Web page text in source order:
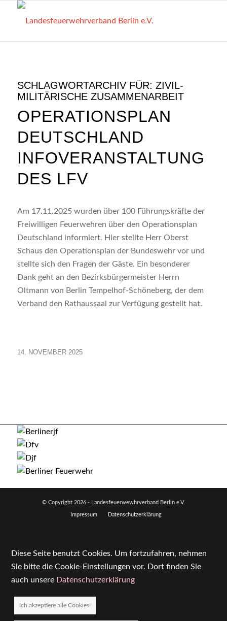
SCHLAGWORTARCHIV FÜR: ZIVIL-
MILITÄRISCHE ZUSAMMENARBEIT
OPERATIONSPLAN
DEUTSCHLAND
INFOVERANSTALTUNG
DES LFV
Am 17.11.2025 wurden über 100 Führungskräfte der
Freiwilligen Feuerwehren über den Operationsplan
Deutschland informiert. Hier stellte Herr Oberst
Schaus den Operationsplan der Bundeswehr vor und
stellte sich den Fragen der Gäste. Ein besonderer
Dank geht an den Bezirksbürgermeister Herrn
Oltmann von Berlin Tempelhof-Schöneberg, der dem
Verband den Rathaussaal zur Verfügung gestellt hat.
14. NOVEMBER 2025
© Copyright 2026 - Landesfeuerwewhrverband Berlin e.V.
Impressum Datenschutzerklärung
Diese Seite benutzt Cookies. Um fortzufahren, nehmen
Sie bitte die Cookie-Einstellungen vor. Dort finden Sie
auch unsere Datenschutzerklärung
Ich akzeptiere alle Cookies!